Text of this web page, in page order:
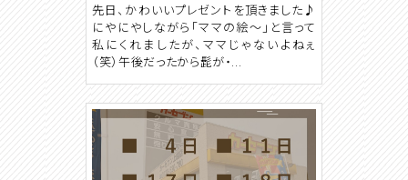
先日、かわいいプレゼントを頂きました♪
にやにやしながら「ママの絵～」と言って
私にくれましたが、ママじゃないよねぇ
（笑）午後だったから髭が・...